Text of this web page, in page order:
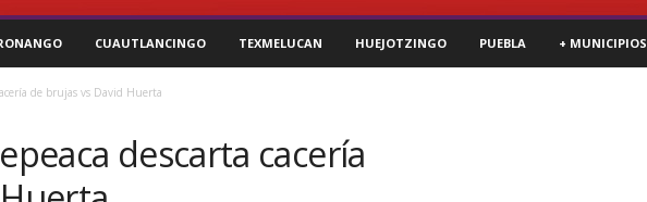
CUAUTLANCINGO TEXMELUCAN HUEJOTZINGO PUEBLA + MUNICIPIOS
de brujas vs David Huerta
descarta cacería